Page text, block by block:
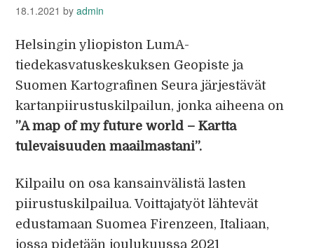
18.1.2021 byadmin
Helsingin yliopiston LumA-
tiedekasvatuskeskuksen Geopiste ja
Suomen Kartografinen Seura järjestävät
kartanpiirustuskilpailun, jonka aiheena on
”A map of my future world – Kartta
tulevaisuuden maailmastani”.
Kilpailu on osa kansainvälistä lasten
piirustuskilpailua. Voittajatyöt lähtevät
edustamaan Suomea Firenzeen, Italiaan,
jossa pidetään joulukuussa 2021